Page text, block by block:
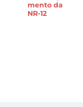
mento da
NR-12